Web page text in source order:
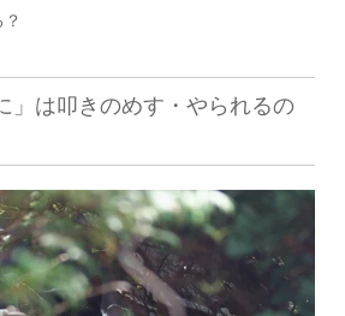
」は叩きのめす・やられるの